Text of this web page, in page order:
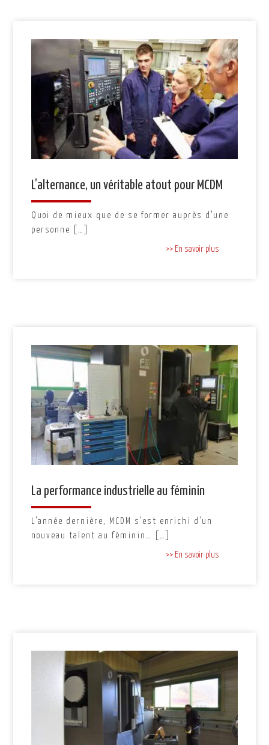
L’alternance, un véritable atout pour MCDM
Quoi de mieux que de se former auprès d’une
personne […]
>> En savoir plus
La performance industrielle au féminin
L’année dernière, MCDM s’est enrichi d’un
nouveau talent au féminin… […]
>> En savoir plus